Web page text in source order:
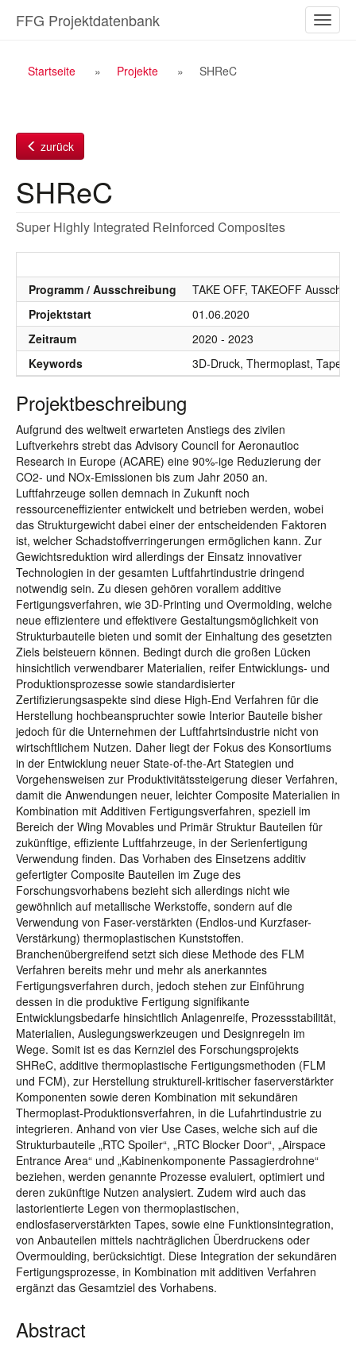
Inhalt
ein-/
FFG Projektdatenbank
Breadcrumb
Startseite Projekte SHReC
zurück
SHReC
Super Highly Integrated Reinforced Composites
Programm / Ausschreibung
TAKE OFF, TAKEOFF
Projektstart
01.06.2020
Zeitraum
2020 - 2023
Keywords
3D-Druck, Thermoplast,
Projektbeschreibung
Aufgrund des weltweit erwarteten Anstiegs des zivilen
Luftverkehrs strebt das Advisory Council for Aeronautioc
Research in Europe (ACARE) eine 90%-ige Reduzierung der
CO2- und NOx-Emissionen bis zum Jahr 2050 an.
Luftfahrzeuge sollen demnach in Zukunft noch
ressourceneffizienter entwickelt und betrieben werden, wobei
das Strukturgewicht dabei einer der entscheidenden Faktoren
ist, welcher Schadstoffverringerungen ermöglichen kann. Zur
Gewichtsreduktion wird allerdings der Einsatz innovativer
Technologien in der gesamten Luftfahrtindustrie dringend
notwendig sein. Zu diesen gehören vorallem additive
Fertigungsverfahren, wie 3D-Printing und Overmolding, welche
neue effizientere und effektivere Gestaltungsmöglichkeit von
Strukturbauteile bieten und somit der Einhaltung des gesetzten
Ziels beisteuern können. Bedingt durch die großen Lücken
hinsichtlich verwendbarer Materialien, reifer Entwicklungs- und
Produktionsprozesse sowie standardisierter
Zertifizierungsaspekte sind diese High-End Verfahren für die
Herstellung hochbeanspruchter sowie Interior Bauteile bisher
jedoch für die Unternehmen der Luftfahrtsindustrie nicht von
wirtschftlichem Nutzen. Daher liegt der Fokus des Konsortiums
in der Entwicklung neuer State-of-the-Art Stategien und
Vorgehensweisen zur Produktivitätssteigerung dieser Verfahren,
damit die Anwendungen neuer, leichter Composite Materialien in
Kombination mit Additiven Fertigungsverfahren, speziell im
Bereich der Wing Movables und Primär Struktur Bauteilen für
zukünftige, effiziente Luftfahrzeuge, in der Serienfertigung
Verwendung finden. Das Vorhaben des Einsetzens additiv
gefertigter Composite Bauteilen im Zuge des
Forschungsvorhabens bezieht sich allerdings nicht wie
gewöhnlich auf metallische Werkstoffe, sondern auf die
Verwendung von Faser-verstärkten (Endlos-und Kurzfaser-
Verstärkung) thermoplastischen Kunststoffen.
Branchenübergreifend setzt sich diese Methode des FLM
Verfahren bereits mehr und mehr als anerkanntes
Fertigungsverfahren durch, jedoch stehen zur Einführung
dessen in die produktive Fertigung signifikante
Entwicklungsbedarfe hinsichtlich Anlagenreife, Prozessstabilität,
Materialien, Auslegungswerkzeugen und Designregeln im
Wege. Somit ist es das Kernziel des Forschungsprojekts
SHReC, additive thermoplastische Fertigungsmethoden (FLM
und FCM), zur Herstellung strukturell-kritischer faserverstärkter
Komponenten sowie deren Kombination mit sekundären
Thermoplast-Produktionsverfahren, in die Lufahrtindustrie zu
integrieren. Anhand von vier Use Cases, welche sich auf die
Strukturbauteile „RTC Spoiler“, „RTC Blocker Door“, „Airspace
Entrance Area“ und „Kabinenkomponente Passagierdrohne“
beziehen, werden genannte Prozesse evaluiert, optimiert und
deren zukünftige Nutzen analysiert. Zudem wird auch das
lastorientierte Legen von thermoplastischen,
endlosfaserverstärkten Tapes, sowie eine Funktionsintegration,
von Anbauteilen mittels nachträglichen Überdruckens oder
Overmoulding, berücksichtigt. Diese Integration der sekundären
Fertigungsprozesse, in Kombination mit additiven Verfahren
ergänzt das Gesamtziel des Vorhabens.
Abstract